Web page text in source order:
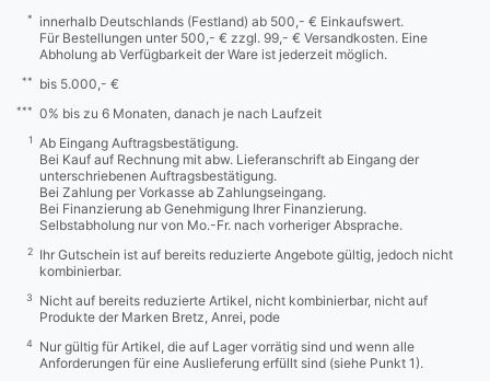
*
innerhalb Deutschlands (Festland) ab 500,- € Einkaufswert.
Für Bestellungen unter 500,- € zzgl. 99,- € Versandkosten. Eine
Abholung ab Verfügbarkeit der Ware ist jederzeit möglich.
** bis 5.000,- €
*** 0% bis zu 6 Monaten, danach je nach Laufzeit
1
Ab Eingang Auftragsbestätigung.
Bei Kauf auf Rechnung mit abw. Lieferanschrift ab Eingang der
unterschriebenen Auftragsbestätigung.
Bei Zahlung per Vorkasse ab Zahlungseingang.
Bei Finanzierung ab Genehmigung Ihrer Finanzierung.
Selbstabholung nur von Mo.-Fr. nach vorheriger Absprache.
2
Ihr Gutschein ist auf bereits reduzierte Angebote gültig, jedoch nicht
kombinierbar.
3
Nicht auf bereits reduzierte Artikel, nicht kombinierbar, nicht auf
Produkte der Marken Bretz, Anrei, pode
4
Nur gültig für Artikel, die auf Lager vorrätig sind und wenn alle
Anforderungen für eine Auslieferung erfüllt sind (siehe Punkt 1).